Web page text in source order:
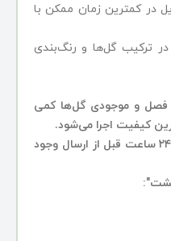
در کمترین زمان ممکن با
در ترکیب گل‌ها و رنگ‌بندی
و موجودی گل‌ها کمی
کیفیت اجرا می‌شود.
امکان کنسلی سفارش تنها تا ۲۴ ساعت قبل از ارسال وجود